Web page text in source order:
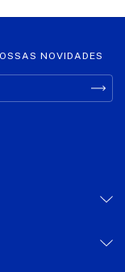
NOVIDADES